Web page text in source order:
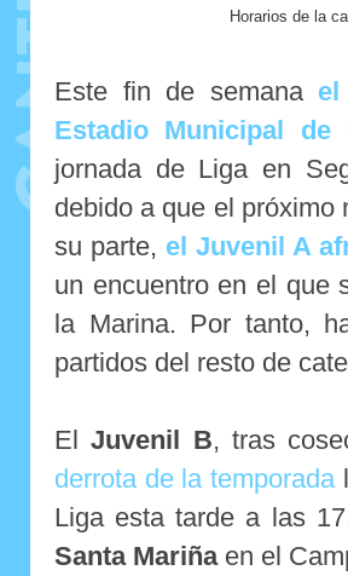
Horarios de la
Este fin de semana
Estadio Municipal de
jornada de Liga en
debido a que el próximo
su parte, el Juvenil A
un encuentro en el que
la Marina. Por tanto,
partidos del resto de
ElJuvenil B, tras
derrota de la temporada
Liga esta tarde a las
Santa Mariñaen el